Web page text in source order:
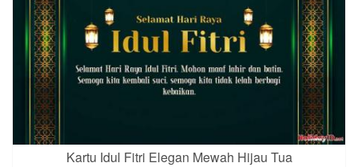
Kartu Idul Fitri Elegan Mewah Hijau Tua